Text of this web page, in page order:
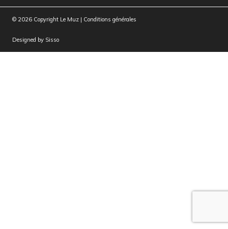
© 2026 Copyright Le Muz | Conditions générales
Designed by Sisso